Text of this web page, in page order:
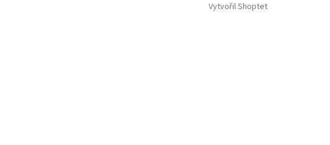
Vytvořil Shoptet